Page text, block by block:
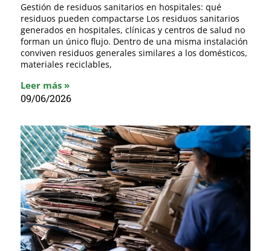
Gestión de residuos sanitarios en hospitales: qué
residuos pueden compactarse Los residuos sanitarios
generados en hospitales, clínicas y centros de salud no
forman un único flujo. Dentro de una misma instalación
conviven residuos generales similares a los domésticos,
materiales reciclables,
Leer más »
09/06/2026